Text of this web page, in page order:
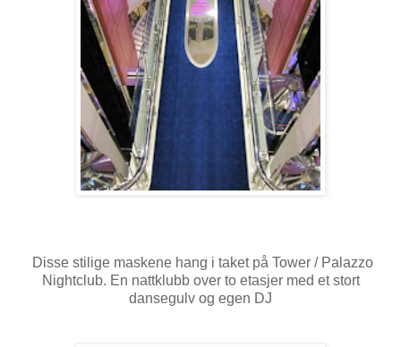
Disse stilige maskene hang i taket på Tower / Palazzo
Nightclub. En nattklubb over to etasjer med et stort
dansegulv og egen DJ